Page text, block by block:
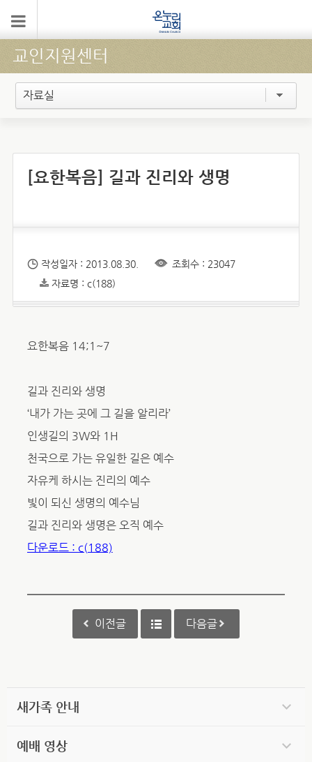
교인지원센터
자료실
[요한복음] 길과 진리와 생명
작성일자 : 2013.08.30.
조회수 : 23047
자료명 : c(188)
요한복음 14;1~7
길과 진리와 생명
‘내가 가는 곳에 그 길을 알리라’
인생길의 3W와 1H
천국으로 가는 유일한 길은 예수
자유케 하시는 진리의 예수
빛이 되신 생명의 예수님
길과 진리와 생명은 오직 예수
다운로드 : c(188)
이전글 다음글
새가족 안내
예배 영상